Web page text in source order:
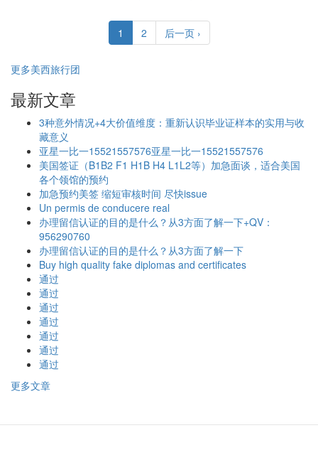
1 2 后一页 ›
更多美西旅行团
最新文章
3种意外情况+4大价值维度：重新认识毕业证样本的实用与收
藏意义
亚星一比一15521557576亚星一比一15521557576
美国签证（B1B2 F1 H1B H4 L1L2等）加急面谈，适合美国
各个领馆的预约
加急预约美签 缩短审核时间 尽快issue
Un permis de conducere real
办理留信认证的目的是什么？从3方面了解一下+QV：
956290760
办理留信认证的目的是什么？从3方面了解一下
Buy high quality fake diplomas and certificates
通过
通过
通过
通过
通过
通过
通过
更多文章